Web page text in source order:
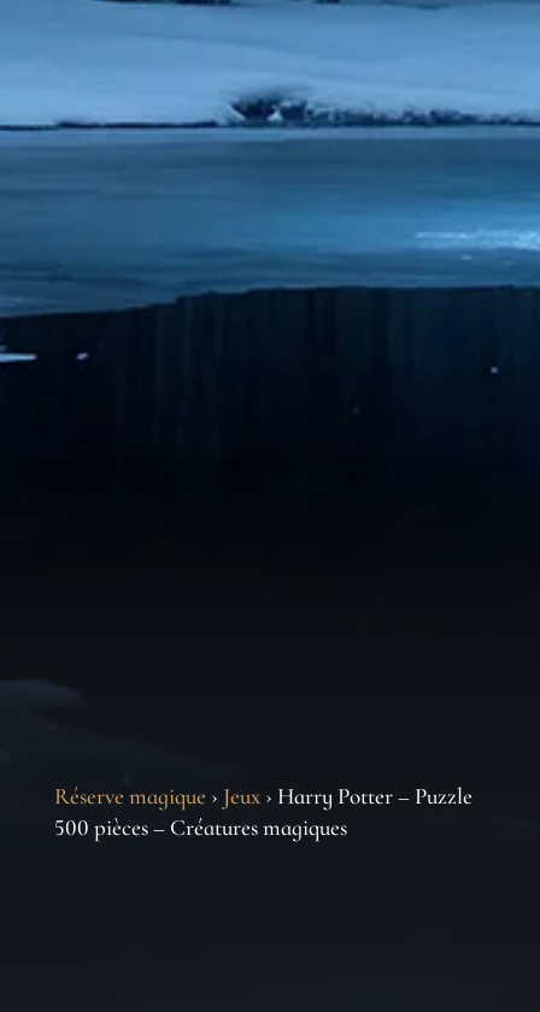
Réserve magique › Jeux› Harry Potter – Puzzle
500 pièces – Créatures magiques